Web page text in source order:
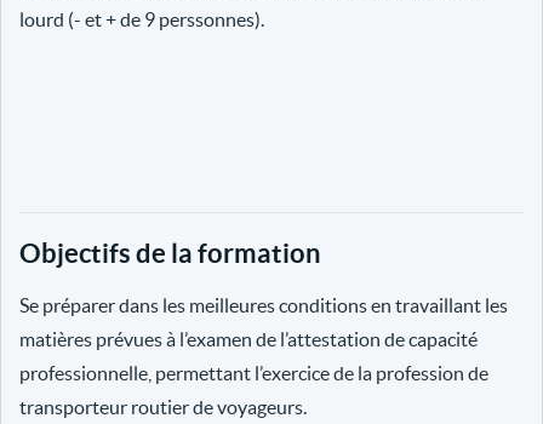
lourd (- et + de 9 perssonnes).
Objectifs de la formation
Se préparer dans les meilleures conditions en travaillant les
matières prévues à l’examen de l’attestation de capacité
professionnelle, permettant l’exercice de la profession de
transporteur routier de voyageurs.